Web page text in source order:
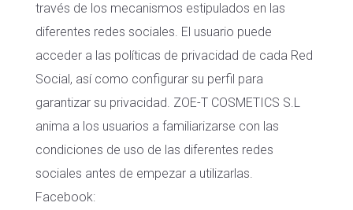
través de los mecanismos estipulados en las
diferentes redes sociales. El usuario puede
acceder a las políticas de privacidad de cada Red
Social, así como configurar su perfil para
garantizar su privacidad. ZOE-T COSMETICS S.L
anima a los usuarios a familiarizarse con las
condiciones de uso de las diferentes redes
sociales antes de empezar a utilizarlas.
Facebook: